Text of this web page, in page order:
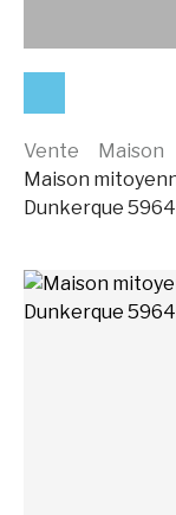
Vente Maison
Maison
Dunkerque